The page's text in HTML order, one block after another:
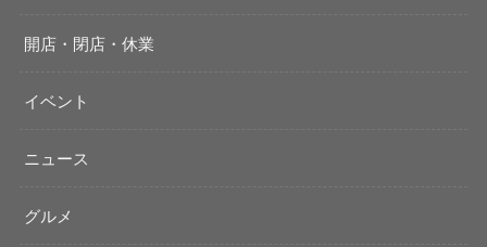
開店・閉店・休業
イベント
ニュース
グルメ